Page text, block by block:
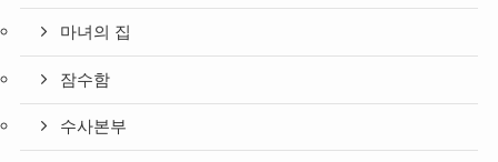
마녀의 집
잠수함
수사본부